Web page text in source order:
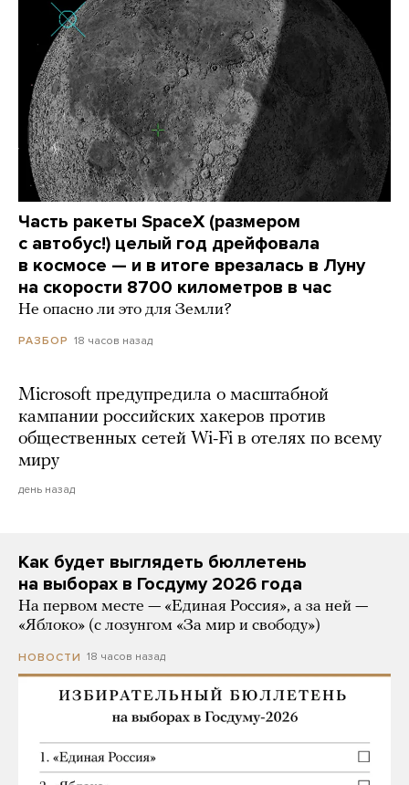
Часть ракеты SpaceX (размером
с автобус!) целый год дрейфовала
в космосе — и в итоге врезалась в Луну
на скорости 8700 километров в час
Не опасно ли это для Земли?
РАЗБОР 18 часов назад
Microsoft предупредила о масштабной
кампании российских хакеров против
общественных сетей Wi-Fi в отелях по всему
миру
день назад
Как будет выглядеть бюллетень
на выборах в Госдуму 2026 года
На первом месте — «Единая Россия», а за ней —
«Яблоко» (с лозунгом «За мир и свободу»)
НОВОСТИ 18 часов назад